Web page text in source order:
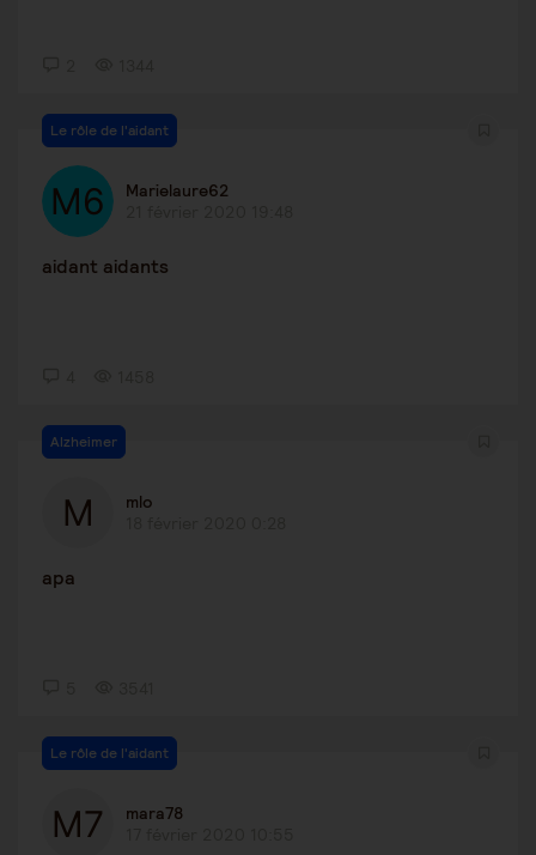
Le rôle de l'aidant
Marielaure62
aidant aidants
Alzheimer
mlo
apa
Le rôle de l'aidant
mara78